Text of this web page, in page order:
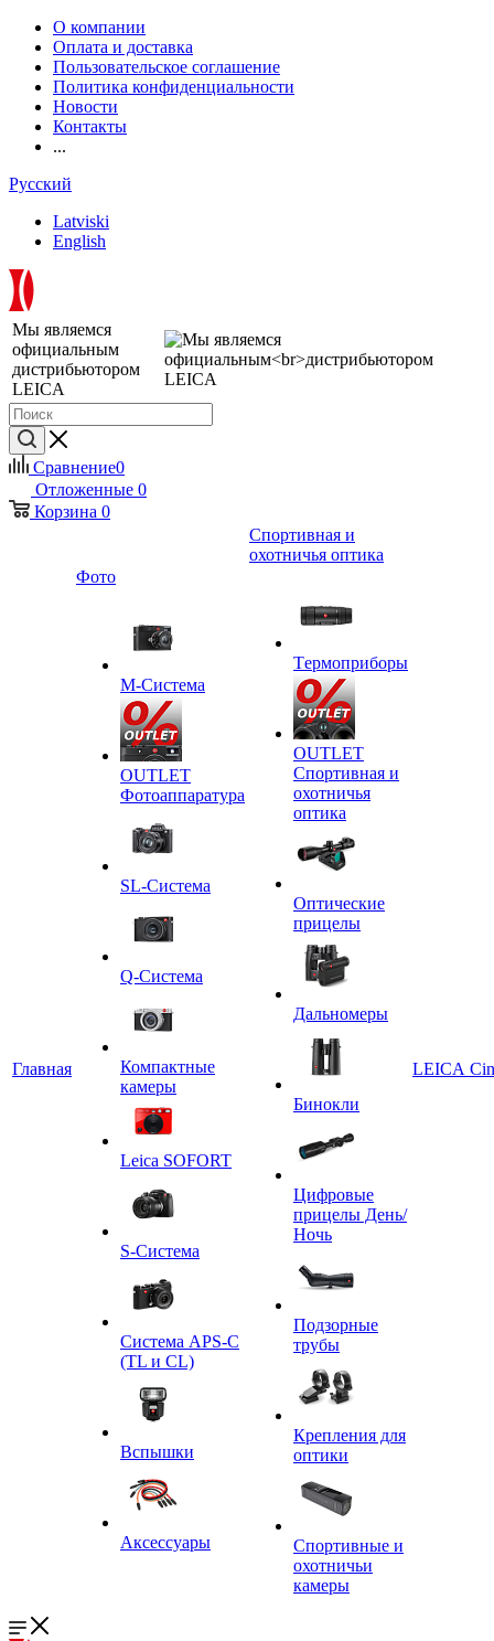
О компании
Оплата и доставка
Пользовательское соглашение
Политика конфиденциальности
Новости
Контакты
...
Русский
Latviski
English
Мы являемся
официальным
дистрибьютором
LEICA
Сравнение0
Отложенные 0
Корзина 0
Главная
Фото
M-Система
OUTLET
Фотоаппаратура
SL-Система
Q-Cистема
Компактные
камеры
Leica SOFORT
S-Система
Система APS-C
(TL и CL)
Вспышки
Аксессуары
Спортивная и
охотничья оптика
Tермоприборы
OUTLET
Спортивная и
охотничья
оптика
Оптические
прицелы
Дальномеры
Бинокли
Цифровые
прицелы День/
Ночь
Подзорные
трубы
Крепления для
оптики
Спортивные и
охотничьи
камеры
LEICA